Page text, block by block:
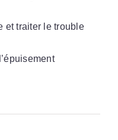
et traiter le trouble